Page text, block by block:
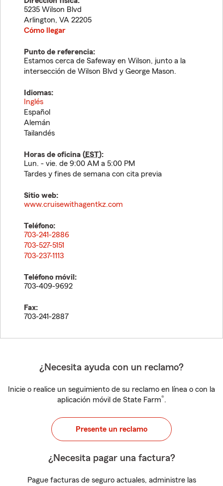
5235 Wilson Blvd
Arlington, VA 22205
Cómo llegar
Punto de referencia:
Estamos cerca de Safeway en Wilson, junto a la
intersección de Wilson Blvd y George Mason.
Idiomas:
Inglés
Español
Alemán
Tailandés
Horas de oficina (EST):
Lun. - vie. de 9:00 AM a 5:00 PM
Tardes y fines de semana con cita previa
Sitio web:
www.cruisewithagentkz.com
Teléfono:
703-241-2886
703-527-5151
703-237-1113
Teléfono móvil:
703-409-9692
Fax:
703-241-2887
¿Necesita ayuda con un reclamo?
Inicie o realice un seguimiento de su reclamo en línea o con la
aplicación móvil de State Farm®.
Presente un reclamo
¿Necesita pagar una factura?
Pague facturas de seguro actuales, administre las